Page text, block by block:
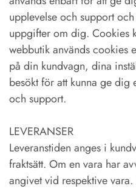
upplevelse och support
uppgifter om dig. Cookies
webbutik används cookies
på din kundvagn, dina
besökt för att kunna ge dig
och support.
LEVERANSER
Leveranstiden anges i
fraktsätt. Om en vara har
angivet vid respektive